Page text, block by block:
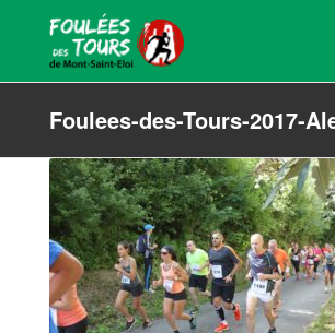
Foulees-des-Tours-2017-